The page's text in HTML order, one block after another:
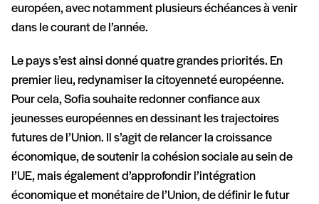
européen, avec notamment plusieurs échéances à venir
dans le courant de l’année.
Le pays s’est ainsi donné quatre grandes priorités. En
premier lieu, redynamiser la citoyenneté européenne.
Pour cela, Sofia souhaite redonner confiance aux
jeunesses européennes en dessinant les trajectoires
futures de l’Union. Il s’agit de relancer la croissance
économique, de soutenir la cohésion sociale au sein de
l’UE, mais également d’approfondir l’intégration
économique et monétaire de l’Union, de définir le futur